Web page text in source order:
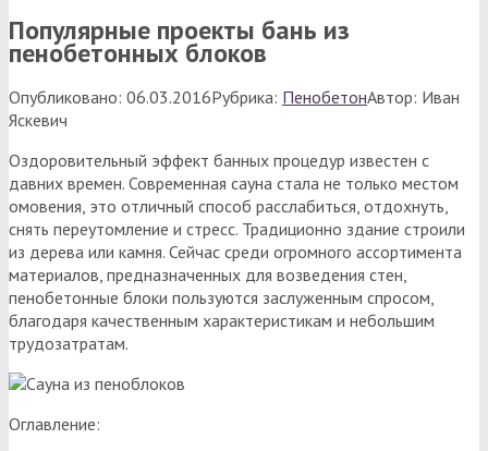
Популярные проекты бань из
пенобетонных блоков
Опубликовано: 06.03.2016Рубрика: ПенобетонАвтор: Иван
Яскевич
Оздоровительный эффект банных процедур известен с
давних времен. Современная сауна стала не только местом
омовения, это отличный способ расслабиться, отдохнуть,
снять переутомление и стресс. Традиционно здание строили
из дерева или камня. Сейчас среди огромного ассортимента
материалов, предназначенных для возведения стен,
пенобетонные блоки пользуются заслуженным спросом,
благодаря качественным характеристикам и небольшим
трудозатратам.
Оглавление: